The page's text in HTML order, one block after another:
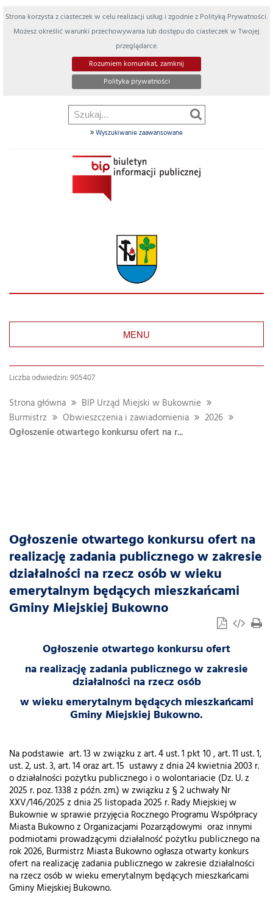
Strona korzysta z ciasteczek w celu realizacji usług i zgodnie z Polityką Prywatności.
Możesz określić warunki przechowywania lub dostępu do ciasteczek w Twojej
przeglądarce.
Rozumiem komunikat, zamknij
Polityka prywatności
Wyszukiwanie zaawansowane
MENU
Liczba odwiedzin: 905407
Strona główna
BIP Urząd Miejski w Bukownie
Burmistrz
Obwieszczenia i zawiadomienia
2026
Ogłoszenie otwartego konkursu ofert na r...
Ogłoszenie otwartego konkursu ofert na
realizację zadania publicznego w zakresie
działalności na rzecz osób w wieku
emerytalnym będących mieszkańcami
Gminy Miejskiej Bukowno
Ogłoszenie otwartego konkursu ofert
na realizację zadania publicznego w zakresie
działalności na rzecz osób
w wieku emerytalnym będących mieszkańcami
Gminy Miejskiej Bukowno.
Na podstawie art. 13 w związku z art. 4 ust. 1 pkt 10 , art. 11 ust. 1,
ust. 2, ust. 3, art. 14 oraz art. 15 ustawy z dnia 24 kwietnia 2003 r.
o działalności pożytku publicznego i o wolontariacie (Dz. U. z
2025 r. poz. 1338 z późn. zm.) w związku z § 2 uchwały Nr
XXV/146/2025 z dnia 25 listopada 2025 r. Rady Miejskiej w
Bukownie w sprawie przyjęcia Rocznego Programu Współpracy
Miasta Bukowno z Organizacjami Pozarządowymi oraz innymi
podmiotami prowadzącymi działalność pożytku publicznego na
rok 2026, Burmistrz Miasta Bukowno ogłasza otwarty konkurs
ofert na realizację zadania publicznego w zakresie działalności
na rzecz osób w wieku emerytalnym będących mieszkańcami
Gminy Miejskiej Bukowno.